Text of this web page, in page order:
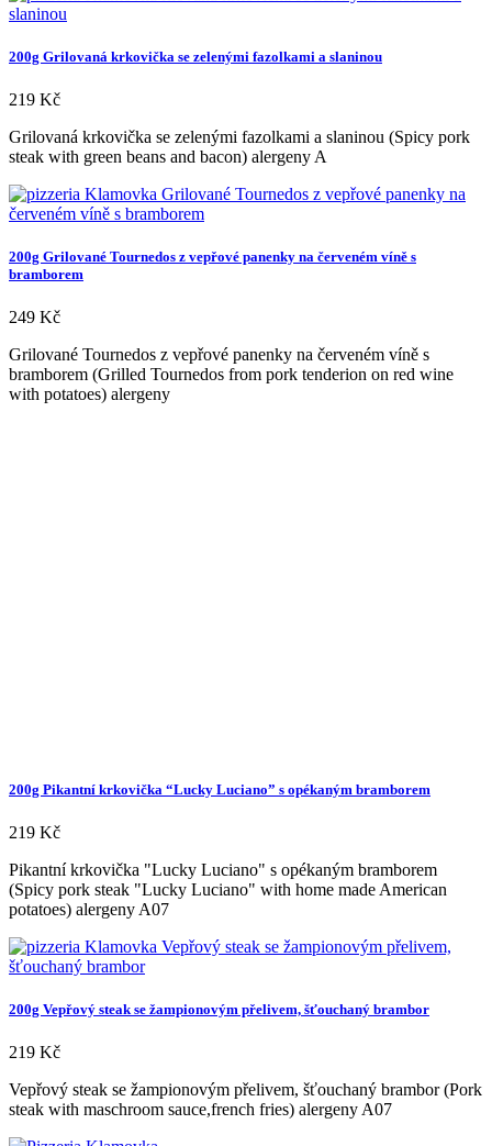
200g Grilovaná krkovička se zelenými fazolkami a slaninou
219 Kč
Grilovaná krkovička se zelenými fazolkami a slaninou (Spicy pork
steak with green beans and bacon) alergeny A
200g Grilované Tournedos z vepřové panenky na červeném víně s
bramborem
249 Kč
Grilované Tournedos z vepřové panenky na červeném víně s
bramborem (Grilled Tournedos from pork tenderion on red wine
with potatoes) alergeny
200g Pikantní krkovička “Lucky Luciano” s opékaným bramborem
219 Kč
Pikantní krkovička "Lucky Luciano" s opékaným bramborem
(Spicy pork steak "Lucky Luciano" with home made American
potatoes) alergeny A07
200g Vepřový steak se žampionovým přelivem, šťouchaný brambor
219 Kč
Vepřový steak se žampionovým přelivem, šťouchaný brambor (Pork
steak with maschroom sauce,french fries) alergeny A07